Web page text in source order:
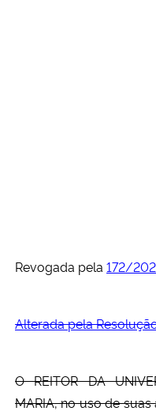
Revogada pela 172/
Alterada pela
O REITOR DA
MARIA, no uso de